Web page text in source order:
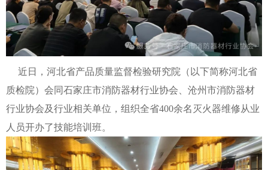
近日，河北省产品质量监督检验研究院（以下简称河北省
质检院）会同石家庄市消防器材行业协会、沧州市消防器材
行业协会及行业相关单位，组织全省400余名灭火器维修从业
人员开办了技能培训班。